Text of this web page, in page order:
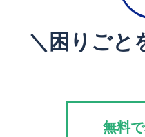
＼困りごと
無料